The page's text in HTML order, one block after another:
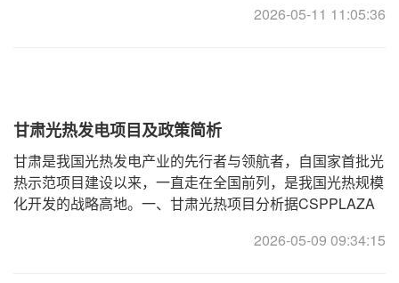
2026-05-11 11:05:36
甘肃光热发电项目及政策简析
甘肃是我国光热发电产业的先行者与领航者，自国家首批光
热示范项目建设以来，一直走在全国前列，是我国光热规模
化开发的战略高地。一、甘肃光热项目分析据CSPPLAZA
2026-05-09 09:34:15